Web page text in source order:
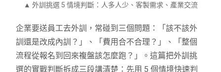
▲ 外訓挑選 5 情境判斷：人多人少、客製需求、產業交流
企業要送員工去外訓，常碰到三個問題：「該不該外
訓還是改成內訓？」、「費用合不合理？」、「整個
流程從報名到回來複盤該怎麼跑？」。這篇把外訓挑
選的實戰判斷拆成三段講清楚：先用 5 個情境快速判